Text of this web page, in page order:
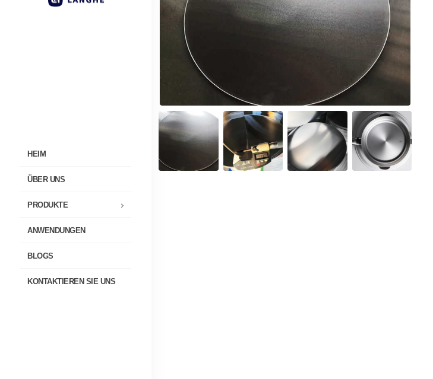
HEIM
ÜBER UNS
PRODUKTE
ANWENDUNGEN
BLOGS
KONTAKTIEREN SIE UNS